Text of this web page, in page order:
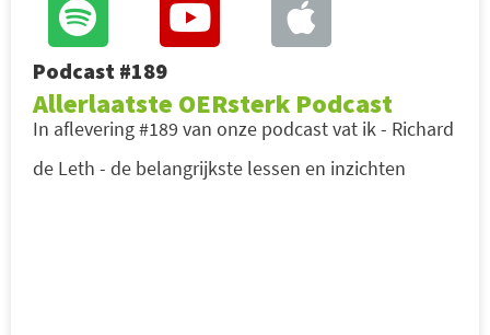
Podcast #189
Allerlaatste OERsterk Podcast
In aflevering #189 van onze podcast vat ik - Richard
de Leth - de belangrijkste lessen en inzichten